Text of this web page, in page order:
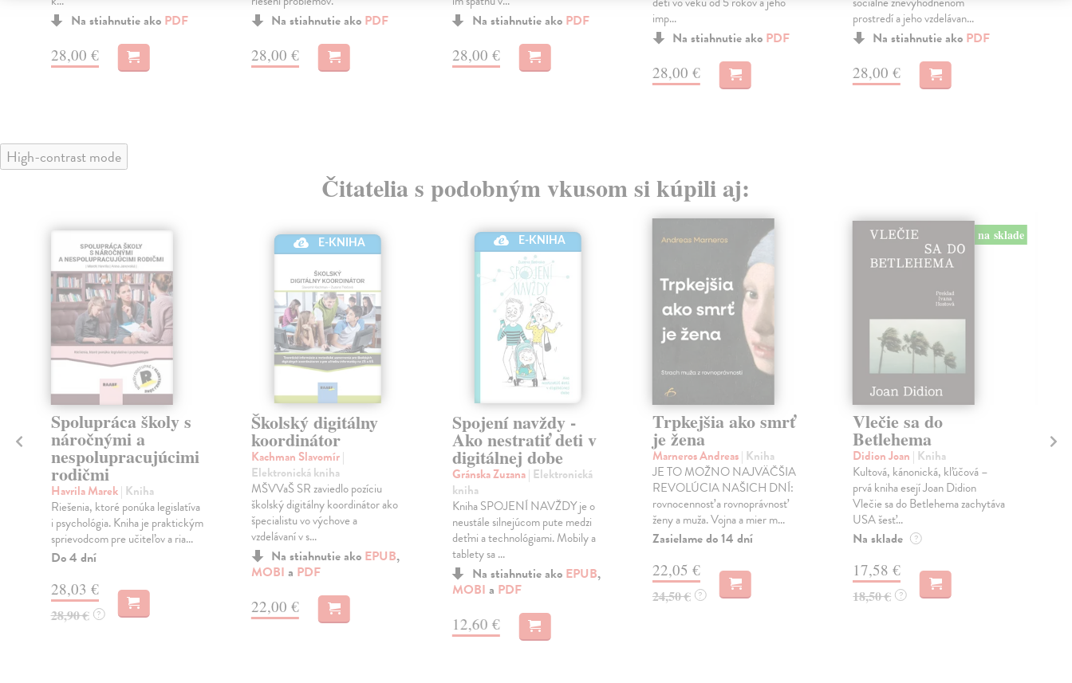
Na stiahnutie ako PDF
28,00 €
Na stiahnutie ako PDF
28,00 €
Na stiahnutie ako PDF
28,00 €
imp...
Na stiahnutie ako PDF
28,00 €
prostredí a jeho vzdelávan...
Na stiahnutie ako PDF
28,00 €
High-contrast mode
Čitatelia s podobným vkusom si kúpili aj:
Spolupráca školy s
náročnými a
nespolupracujúcimi
rodičmi
Havrila Marek| Kniha
Riešenia, ktoré ponúka legislatíva
i psychológia. Kniha je praktickým
sprievodcom pre učiteľov a ria...
Do 4 dní
28,03 €
28,90 € ?
E-KNIHA
Školský digitálny
koordinátor
Kachman Slavomír|
Elektronická kniha
MŠVVaŠ SR zaviedlo pozíciu
školský digitálny koordinátor ako
špecialistu vo výchove a
vzdelávaní v s...
Na stiahnutie ako EPUB,
MOBI a PDF
22,00 €
E-KNIHA
Spojení navždy -
Ako nestratiť deti v
digitálnej dobe
Gránska Zuzana| Elektronická
kniha
Kniha SPOJENÍ NAVŽDY je o
neustále silnejúcom pute medzi
deťmi a technológiami. Mobily a
tablety sa ...
Na stiahnutie ako EPUB,
MOBI a PDF
12,60 €
Trpkejšia ako smrť
je žena
Marneros Andreas| Kniha
JE TO MOŽNO NAJVÄČŠIA
REVOLÚCIA NAŠICH DNÍ:
rovnocennosť a rovnoprávnosť
ženy a muža. Vojna a mier m...
Zasielame do 14 dní
22,05 €
24,50 € ?
na sklade
Vlečie sa do
Betlehema
Didion Joan | Kniha
Kultová, kánonická, kľúčová –
prvá kniha esejí Joan Didion
Vlečie sa do Betlehema zachytáva
USA šesť...
Na sklade ?
17,58 €
18,50 € ?